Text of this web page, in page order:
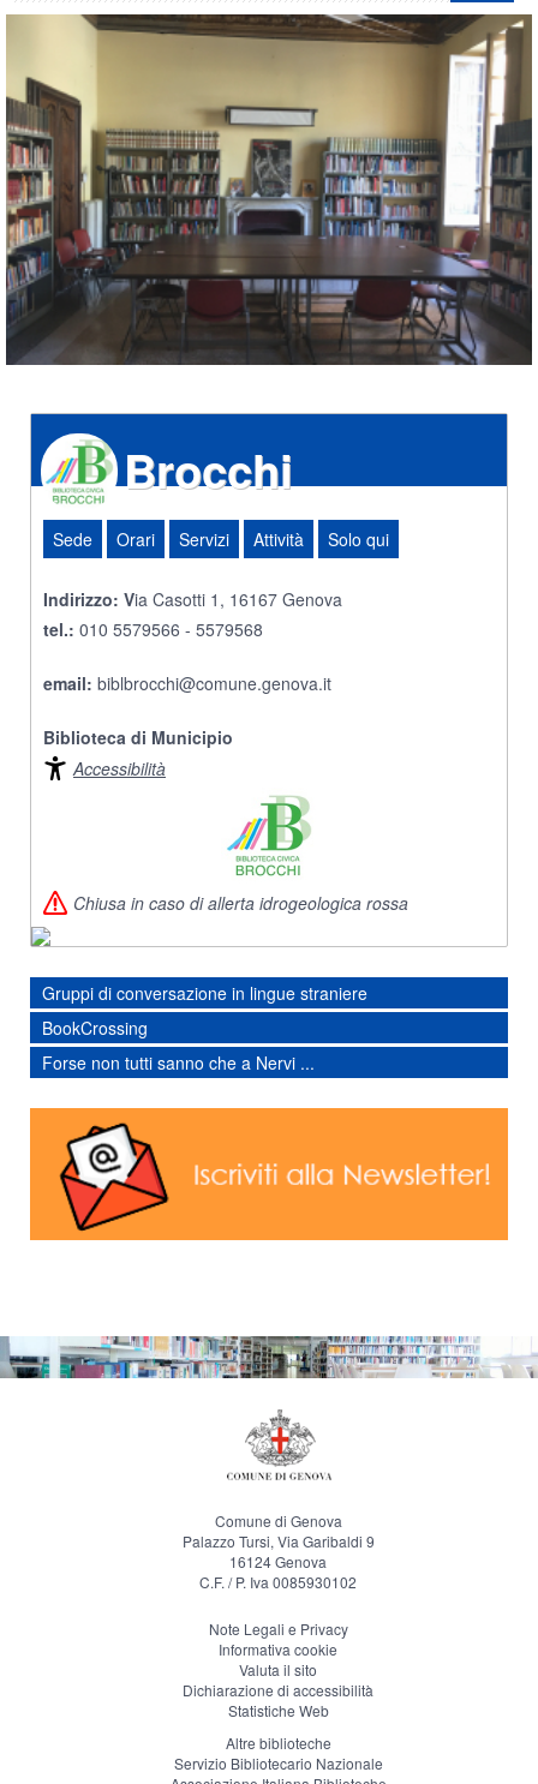
Brocchi
Sede Orari Servizi Attività Solo qui
Indirizzo: Via Casotti 1, 16167 Genova
tel.: 010 5579566 - 5579568
email: biblbrocchi@comune.genova.it
Biblioteca di Municipio
Accessibilità
Chiusa in caso di allerta idrogeologica rossa
Gruppi di conversazione in lingue straniere
BookCrossing
Forse non tutti sanno che a Nervi ...
Comune di Genova
Palazzo Tursi, Via Garibaldi 9
16124 Genova
C.F. / P. Iva 0085930102
Note Legali e Privacy
Informativa cookie
Valuta il sito
Dichiarazione di accessibilità
Statistiche Web
Altre biblioteche
Servizio Bibliotecario Nazionale